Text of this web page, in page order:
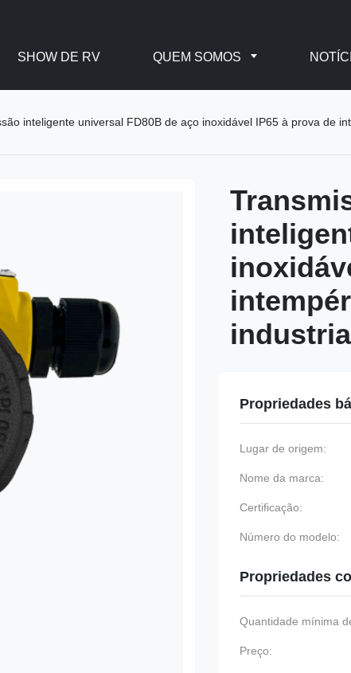
SHOW DE RV QUEM SOMOS
inteligente universal FD80B de aço inoxidável IP65 à prova de
Propriedades
Lugar de origem:
Nome da marca:
Certificação:
Número do modelo:
Propriedades
Quantidade mínima
Preço: